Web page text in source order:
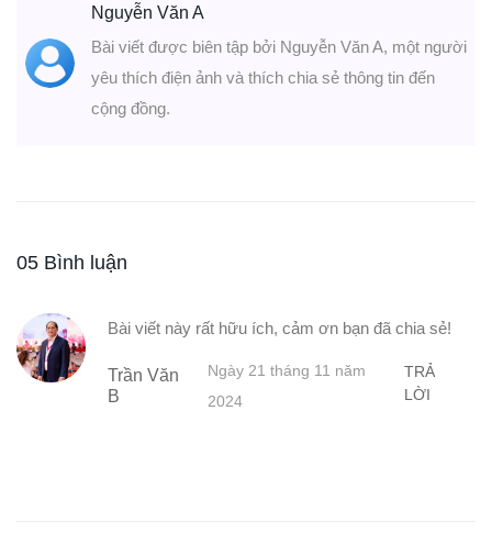
Nguyễn Văn A
Bài viết được biên tập bởi Nguyễn Văn A, một người
yêu thích điện ảnh và thích chia sẻ thông tin đến
cộng đồng.
05 Bình luận
Bài viết này rất hữu ích, cảm ơn bạn đã chia sẻ!
Trần Văn
B
Ngày 21 tháng 11 năm
2024
TRẢ
LỜI